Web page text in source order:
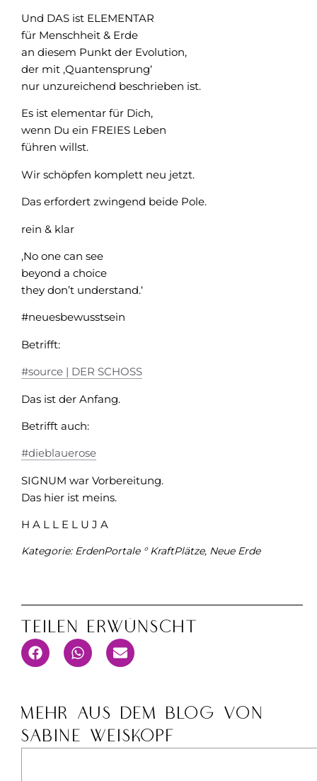
Und DAS ist ELEMENTAR
für Menschheit & Erde
an diesem Punkt der Evolution,
der mit ‚Quantensprung‘
nur unzureichend beschrieben ist.
Es ist elementar für Dich,
wenn Du ein FREIES Leben
führen willst.
Wir schöpfen komplett neu jetzt.
Das erfordert zwingend beide Pole.
rein & klar
‚No one can see
beyond a choice
they don’t understand.‘
#neuesbewusstsein
Betrifft:
#source | DER SCHOSS
Das ist der Anfang.
Betrifft auch:
#dieblauerose
SIGNUM war Vorbereitung.
Das hier ist meins.
H A L L E L U J A
Kategorie: ErdenPortale ° KraftPlätze, Neue Erde
Teilen Erwünscht
MEHR AUS DEM BLOG VON
SABINE WEISKOPF